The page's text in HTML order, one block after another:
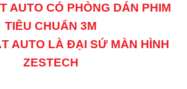
AUTO CÓ PHÒNG DÁN PHIM
TIÊU CHUẨN 3M
AUTO LÀ ĐẠI SỨ MÀN HÌNH
ZESTECH